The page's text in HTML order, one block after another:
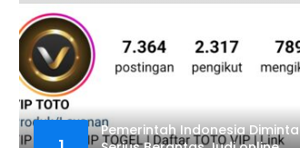
Pemerintah Indonesia Diminta